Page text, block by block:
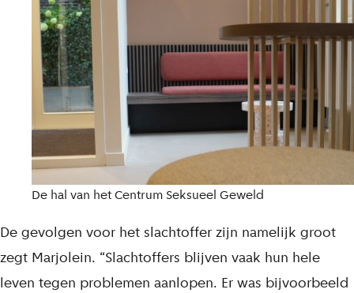
De hal van het Centrum Seksueel Geweld
De gevolgen voor het slachtoffer zijn namelijk groot
zegt Marjolein. “Slachtoffers blijven vaak hun hele
leven tegen problemen aanlopen. Er was bijvoorbeeld